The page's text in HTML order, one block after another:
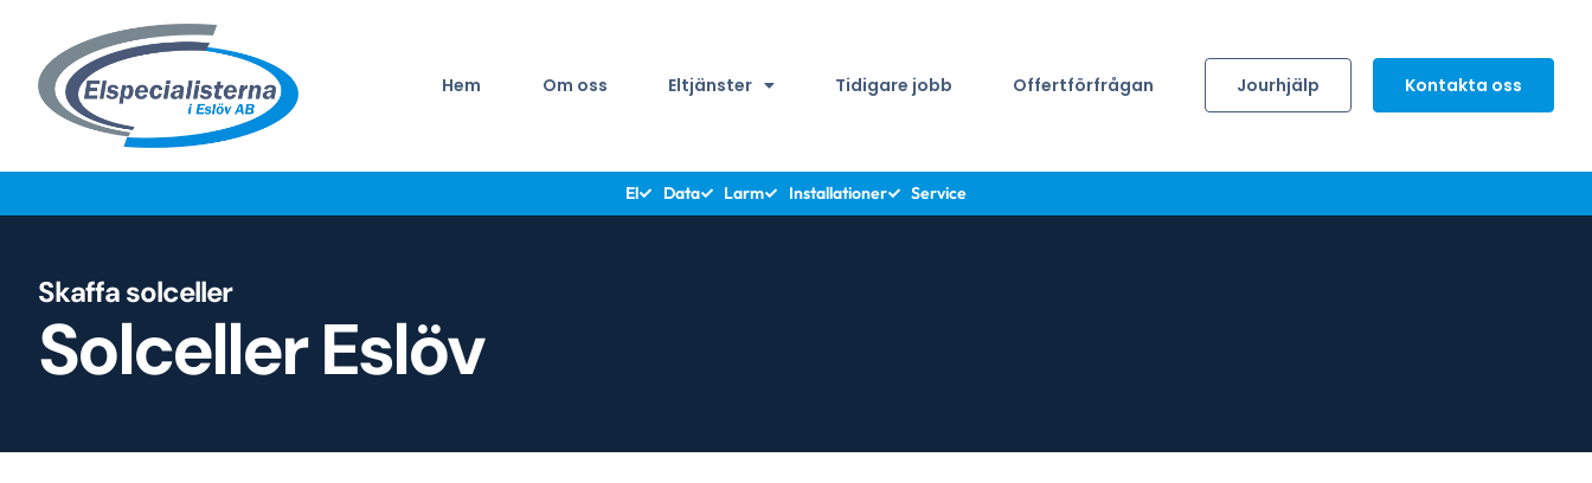
Hem Om oss Eltjänster Tidigare jobb Offertförfrågan Jourhjälp Kontakta oss
El Data Larm Installationer Service
Skaffa solceller
Solceller Eslöv